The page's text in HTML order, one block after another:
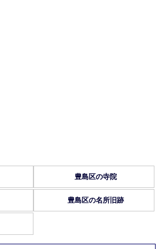
豊島区の寺院
豊島区の名所旧跡